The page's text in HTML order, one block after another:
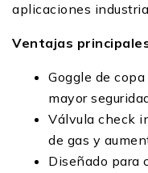
aplicaciones
Ventajas
Goggle de
mayor
Válvula check
de gas y
Diseñado para